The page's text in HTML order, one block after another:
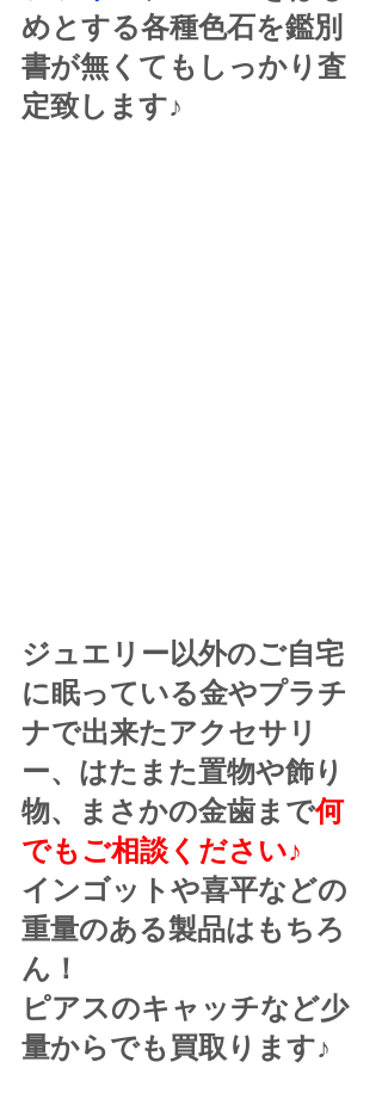
めとする各種色石を鑑別
書が無くてもしっかり査
定致します♪
ジュエリー以外のご自宅
に眠っている金やプラチ
ナで出来たアクセサリ
ー、はたまた置物や飾り
物、まさかの金歯まで何
でもご相談ください♪
インゴットや喜平などの
重量のある製品はもちろ
ん！
ピアスのキャッチなど少
量からでも買取ります♪